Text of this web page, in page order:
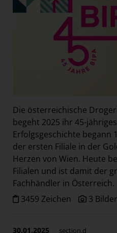
Die österreichische
begeht 2025 ihr 45-
Erfolgsgeschichte begann
der ersten Filiale in der
Herzen von Wien. Heute
Filialen und ist damit der
Fachhändler in Österreich.
3459 Zeichen
3 Bilder
30.01.2025 section.d